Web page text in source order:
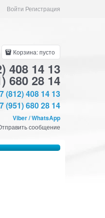
Войти Регистрация
Корзина:пусто
408 14 13
680 28 14
(812) 408 14 13
(951) 680 28 14
Viber / WhatsApp
сообщение